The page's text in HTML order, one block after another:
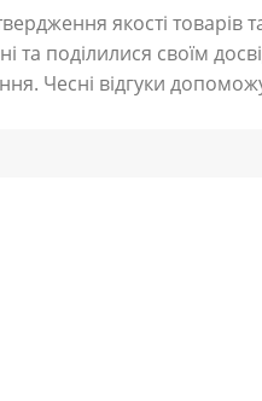
якості
поділилися своїм
Чесні відгуки